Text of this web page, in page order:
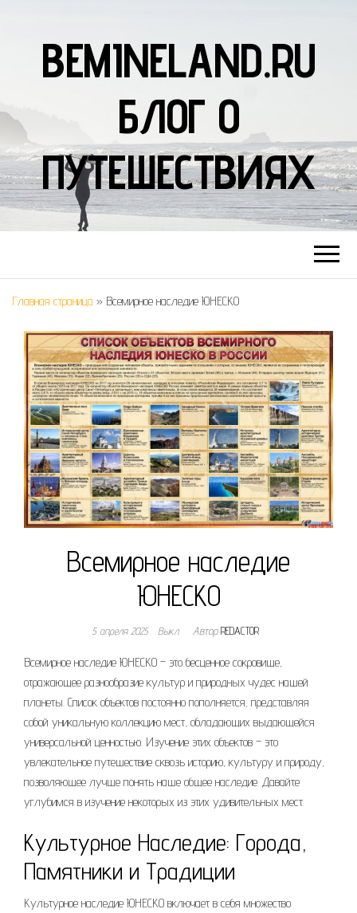
BEMINELAND.RU
БЛОГ О
ПУТЕШЕСТВИЯХ
Главная страница » Всемирное наследие ЮНЕСКО
Всемирное наследие
ЮНЕСКО
5 апреля 2025 Выкл. АвторREDACTOR
Всемирное наследие ЮНЕСКО – это бесценное сокровище,
отражающее разнообразие культур и природных чудес нашей
планеты. Список объектов постоянно пополняется, представляя
собой уникальную коллекцию мест, обладающих выдающейся
универсальной ценностью. Изучение этих объектов – это
увлекательное путешествие сквозь историю, культуру и природу,
позволяющее лучше понять наше общее наследие. Давайте
углубимся в изучение некоторых из этих удивительных мест.
Культурное Наследие: Города,
Памятники и Традиции
Культурное наследие ЮНЕСКО включает в себя множество